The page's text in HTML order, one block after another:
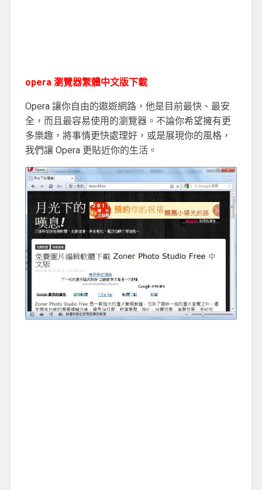
opera 瀏覽器繁體中文版下載
Opera 讓你自由的遨遊網路，他是目前最快、最安
全，而且最容易使用的瀏覽器。不論你希望擁有更
多樂趣，將事情更快處理好，或是展現你的風格，
我們讓 Opera 更貼近你的生活。